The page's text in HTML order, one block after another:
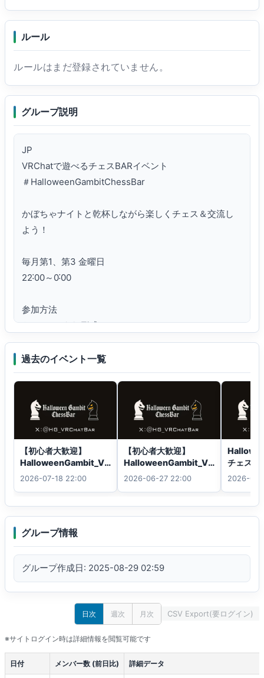
ルール
ルールはまだ登録されていません。
グループ説明
JP
VRChatで遊べるチェスBARイベント
＃HalloweenGambitChessBar
かぼちゃナイトと乾杯しながら楽しくチェス＆交流し
よう！
毎月第1、第3 金曜日
22˸00～0˸00
参加方法
Group＋にjoin形式
（途中参加・退室
デスクトップ・VR）
https˸⁄⁄vrchat․com⁄home⁄group⁄grp_fec1f324-7cd1-
4e8a-aef3-9ff82e6a595b
グループとXにて、随時情報を発信しておりますのでフ
ォローして頂けますと幸いです。
また、チェスの詳しいルールが分からなくても大丈夫
スタッフがルール説明致しますのでお気軽にご来店下
さい！
EN
Play chess‚ socialize‚ and enjoy drinks with our
＃HalloweenGambitChessBar
Every 1st and 3rd Friday of the month
22˸00 0˸00 （JST）
過去のイベント一覧
【初心者大歓迎】
HalloweenGambit_VR
チェスイベント
2026-07-18 22:00
【初心者大歓迎】
HalloweenGambit_VR
チェスイベント
2026-06-27 22:00
チェスイ
2026-06-
グループ情報
グループ作成日: 2025-08-29 02:59
日次 週次 月次 CSV Export(要ログイン)
※サイトログイン時は詳細情報を閲覧可能です
日付 メンバー数 (前日比) 詳細データ